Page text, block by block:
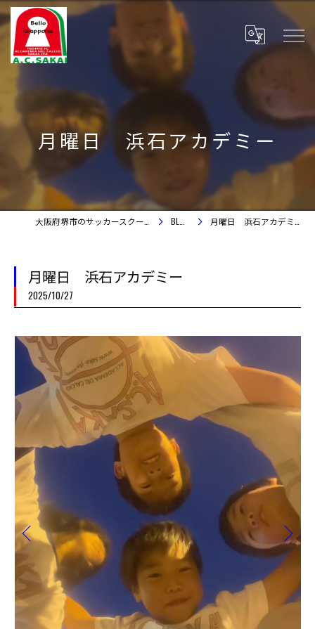
月曜日 浜石アカデミー
BLOG 月曜日 浜石アカデミー
月曜日 浜石アカデミー
2025/10/27